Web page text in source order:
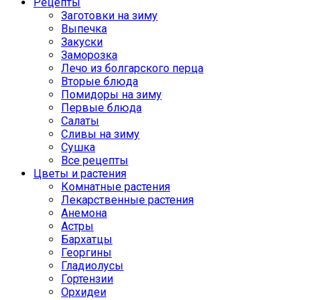
Рецепты
Заготовки на зиму
Выпечка
Закуски
Заморозка
Лечо из болгарского перца
Вторые блюда
Помидоры на зиму
Первые блюда
Салаты
Сливы на зиму
Сушка
Все рецепты
Цветы и растения
Комнатные растения
Лекарственные растения
Анемона
Астры
Бархатцы
Георгины
Гладиолусы
Гортензии
Орхидеи